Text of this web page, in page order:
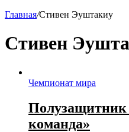
Главная/Стивен Эуштакиу
Стивен
Чемпионат мира
Полузащитник
команда»